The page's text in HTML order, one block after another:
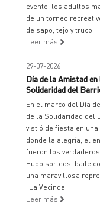
evento, los adultos
de un torneo
de sapo, tejo y truco
Leer más
29-07-2026
Día de la Amistad en
Solidaridad del
En el marco del Día
de la Solidaridad del
vistió de fiesta en
donde la alegría, el
fueron los
Hubo sorteos, baile
una maravillosa
"La Vecinda
Leer más